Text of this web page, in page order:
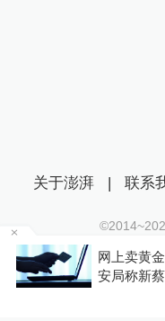
网上卖黄
安局称新
关于澎湃 | 联系
©2014~
沪ICP证：沪B2-
互联网新闻信
沪公